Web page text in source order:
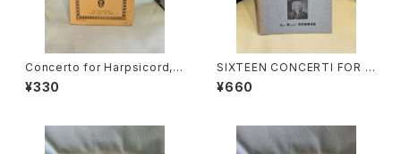
Concerto for Harpsicord,Fl
ute and Violin A-minor BW
V 1044【著者：J.S.BACH】出版
¥330
SIXTEEN CONCERTI FOR H
ARPSICHORD BWV972-98
7(AFTER VIVALDI AND OTH
ORES 1955年
¥660